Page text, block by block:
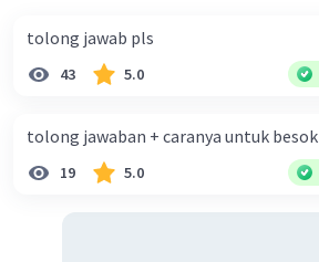
tolong jawab pls
43 5.0
tolong jawaban + caranya untuk besok
19 5.0